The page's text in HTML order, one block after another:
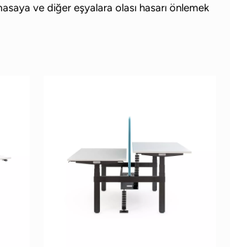
ve diğer eşyalara olası hasarı önlemek